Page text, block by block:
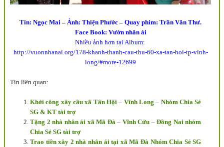
Tin: Ngọc Mai – Ảnh: Thiện Phước – Quay phim: Trần Văn Thư.
Face Book: Vườn nhân ái
Nhiều ảnh hơn tại Album:
http://vuonnhanai.org/178-khanh-thanh-cau-thu-60-xa-tan-hoi-tp-vinh-
long/#more-12699
Tin liên quan:
Khởi công xây cầu xã Tân Hội – Vĩnh Long – Nhóm Chia Sẻ
SG & KT tài trợ
Tặng 2 nhà nhân ái xã Mã Đà – Vĩnh Cửu – Đồng Nai nhóm
Chia Sẻ SG tài trợ
Trao tiền xây 2 nhà nhân ái tại xã Mã Đà Nhóm Chia Sẻ SG